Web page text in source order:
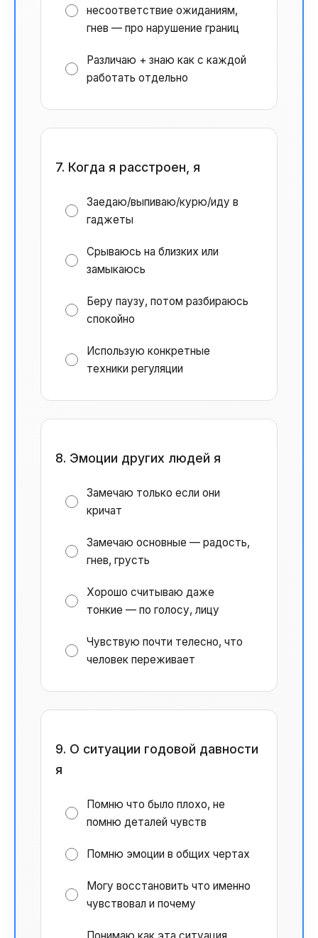
несоответствие ожиданиям,
гнев — про нарушение границ
Различаю + знаю как с каждой
работать отдельно
7. Когда я расстроен, я
Заедаю/выпиваю/курю/иду в
гаджеты
Срываюсь на близких или
замыкаюсь
Беру паузу, потом разбираюсь
спокойно
Использую конкретные
техники регуляции
8. Эмоции других людей я
Замечаю только если они
кричат
Замечаю основные — радость,
гнев, грусть
Хорошо считываю даже
тонкие — по голосу, лицу
Чувствую почти телесно, что
человек переживает
9. О ситуации годовой давности
я
Помню что было плохо, не
помню деталей чувств
Помню эмоции в общих чертах
Могу восстановить что именно
чувствовал и почему